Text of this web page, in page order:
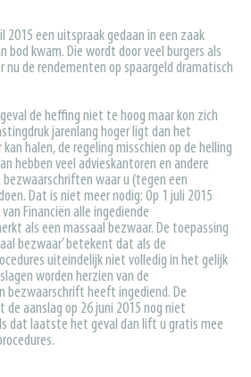
2015 een uitspraak gedaan in een zaak
bod kwam. Die wordt door veel burgers als
nu de rendementen op spaargeld dramatisch
de heffing niet te hoog maar kon zich
jarenlang hoger ligt dan het
halen, de regeling misschien op de helling
hebben veel advieskantoren en andere
waar u (tegen een
Dat is niet meer nodig: Op 1 juli 2015
Financiën alle ingediende
als een massaal bezwaar. De toepassing
bezwaar’ betekent dat als de
uiteindelijk niet volledig in het gelijk
worden herzien van de
bezwaarschrift heeft ingediend. De
de aanslag op 26 juni 2015 nog niet
dat laatste het geval dan lift u gratis mee